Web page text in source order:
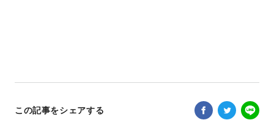
この記事をシェアする